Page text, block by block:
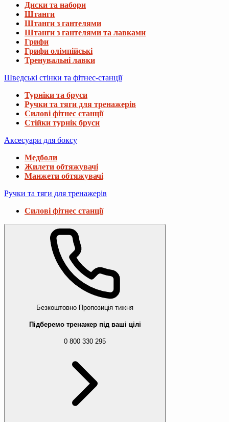
Диски та набори
Штанги
Штанги з гантелями
Штанги з гантелями та лавками
Грифи
Грифи олімпійські
Тренувальні лавки
Шведські стінки та фітнес-станції
Турніки та бруси
Ручки та тяги для тренажерів
Силові фітнес станції
Стійки турнік бруси
Аксесуари для боксу
Медболи
Жилети обтяжувачі
Манжети обтяжувачі
Ручки та тяги для тренажерів
Силові фітнес станції
Безкоштовно Пропозиція тижня
Підберемо тренажер під ваші цілі
0 800 330 295